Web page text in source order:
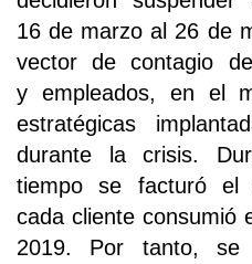
16 de marzo al 26 de
vector de contagio
y empleados, en el
estratégicas
durante la crisis.
tiempo se facturó el
cada cliente consumió
2019. Por tanto, se